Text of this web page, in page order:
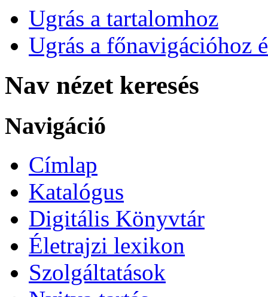
Ugrás a tartalomhoz
Ugrás a főnavigációhoz
Nav nézet keresés
Navigáció
Címlap
Katalógus
Digitális Könyvtár
Életrajzi lexikon
Szolgáltatások